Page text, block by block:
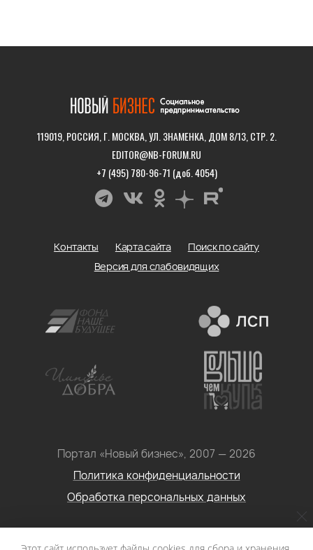
119019, РОССИЯ, Г. МОСКВА, УЛ. ЗНАМЕНКА, ДОМ 8/13, СТР. 2.
EDITOR@NB-FORUM.RU
+7 (495) 780-96-71 (доб. 4054)
Портал «Новый бизнес», 2007 — 2026
Политика конфиденциальности
Обработка персональных данных
Контакты Карта сайта
Поиск по сайту
Версия для слабовидящих
Условия использования информации с сайта: Материалы